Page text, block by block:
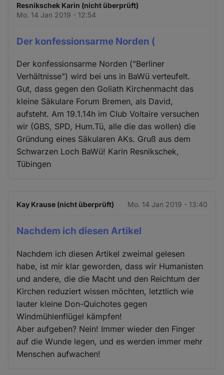
Resnikschek Karin (nicht überprüft)
Mo. 14 Jan 2019 - 12:54
Der konfessionsarme Norden (
Der konfessionsarme Norden ("Berliner
Verhältnisse") wird bei uns in BaWü verteufelt.
Gut, dass gegen den Goliath Kirchenmacht das
kleine Säkulare Forum Bremen, als David,
aufsteht. Am 19.1.14h im Club Voltaire versuchen
wir (GBS, SPD, Hum.Tü, alle die das wollen) die
Gründung eines Säkularen AKs. Gruß aus dem
Schwarzen Loch BaWü! Karin Resnikschek,
Tübingen
Kay Krause (nicht überprüft) Mo. 14 Jan 2019 - 13:40
Nachdem ich diesen Artikel
Nachdem ich diesen Artikel zweimal gelesen
habe, ist mir klar geworden, dass wir Humanisten
und andere, die die Macht und den Reichtum der
Kirchen reduziert wissen möchten, letztlich wie
lauter kleine Don-Quichotes gegen
Windmühlenflügel kämpfen!
Aber aufgeben? Nein! Immer wieder den Finger
auf die Wunde legen, und es werden immer mehr
Menschen aufwachen!